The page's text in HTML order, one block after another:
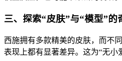
三、探索“皮肤”与“模型”的
西施拥有多款精美的皮肤，而不
表现上都有显著差异。这为“无